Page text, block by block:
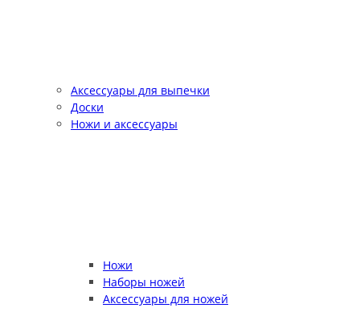
Аксессуары для выпечки
Доски
Ножи и аксессуары
Ножи
Наборы ножей
Аксессуары для ножей